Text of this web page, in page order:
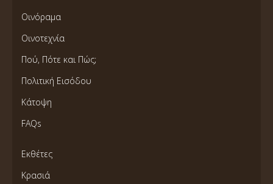
Οινόραμα
Οινοτεχνία
Πού, Πότε και Πώς;
Πολιτική Εισόδου
Κάτοψη
FAQs
Εκθέτες
Κρασιά